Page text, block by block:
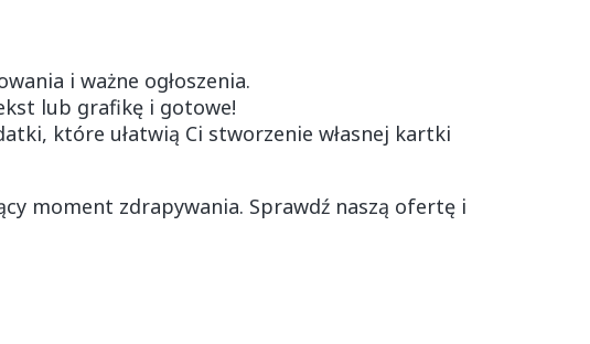
i ważne ogłoszenia.
lub grafikę i gotowe!
które ułatwią Ci stworzenie własnej kartki
moment zdrapywania. Sprawdź naszą ofertę i